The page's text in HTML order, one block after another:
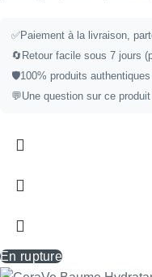
✅Paiement à la livraison,
🔄 Retour facile sous 7 jours
🛡️100% produits
💬Une question sur ce
En rupture